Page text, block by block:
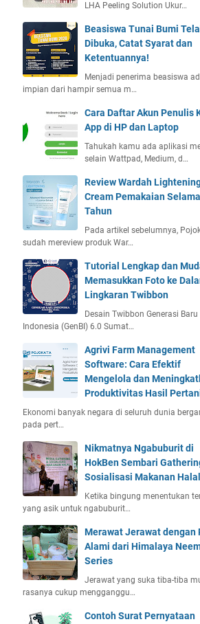
LHA Peeling Solution Ukur…
Beasiswa Tunai Bumi
Dibuka, Catat Syarat dan
Ketentuannya!
Menjadi penerima beasiswa
impian dari hampir semua m…
Cara Daftar Akun Penulis
App di HP dan Laptop
Tahukah kamu ada aplikasi
selain Wattpad, Medium, d…
Review Wardah
Cream Pemakaian
Tahun
Pada artikel sebelumnya,
sudah mereview produk War…
Tutorial Lengkap dan
Memasukkan Foto ke
Lingkaran Twibbon
Desain Twibbon Generasi Baru
Indonesia (GenBI) 6.0 Sumat…
Agrivi Farm Management
Software: Cara Efektif
Mengelola dan
Produktivitas Hasil
Ekonomi banyak negara di seluruh dunia
pada pert…
Nikmatnya Ngabuburit di
HokBen Sembari
Sosialisasi Makanan Halal
Ketika bingung menentukan
yang asik untuk ngabuburit…
Merawat Jerawat dengan
Alami dari Himalaya
Series
Jerawat yang suka tiba-tiba
rasanya cukup mengganggu…
Contoh Surat Pernyataan